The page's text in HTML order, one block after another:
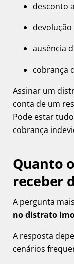
desconto
ausência
cobrança
Assinar um
conta de um
Pode estar
cobrança
Quanto
receber
A pergunta
no distrato
A resposta
cenários